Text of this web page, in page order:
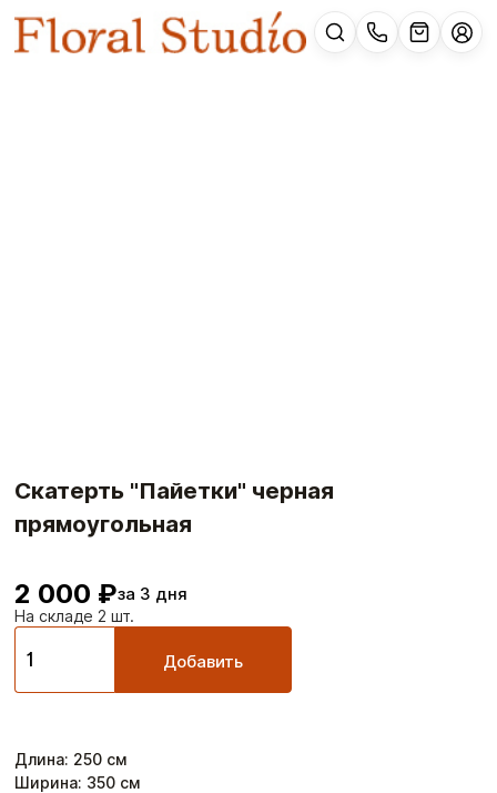
Скатерть "Пайетки" черная
прямоугольная
2 000 ₽за 3 дня
На складе 2 шт.
Добавить
Длина: 250 см
Ширина: 350 см